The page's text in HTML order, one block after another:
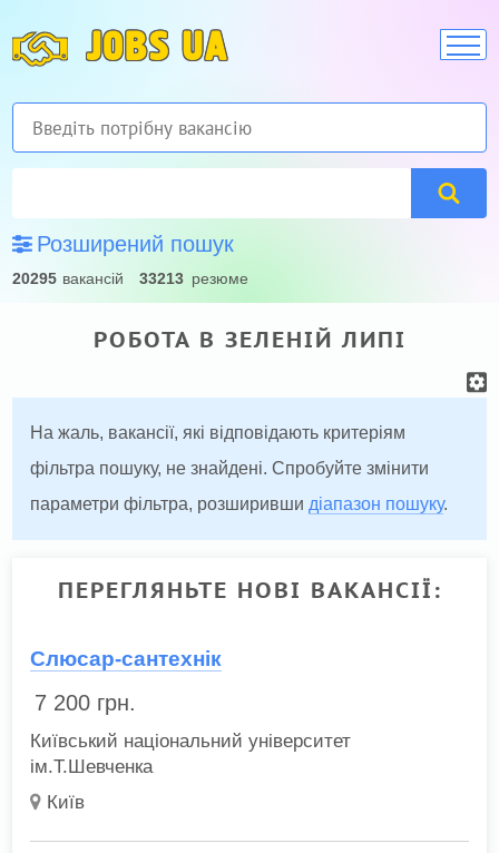
JOBS UA
Розширений пошук
20295 вакансій 33213 резюме
РОБОТА В ЗЕЛЕНІЙ ЛИПІ
На жаль, вакансії, які відповідають критеріям
фільтра пошуку, не знайдені. Спробуйте змінити
параметри фільтра, розширивши діапазон пошуку.
ПЕРЕГЛЯНЬТЕ НОВІ ВАКАНСІЇ:
Слюсар-сантехнік
7 200 грн.
Київський національний університет
ім.Т.Шевченка
Київ